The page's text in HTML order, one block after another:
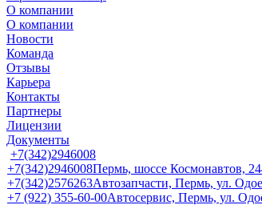
О компании
О компании
Новости
Команда
Отзывы
Карьера
Контакты
Партнеры
Лицензии
Документы
+7(342)2946008
+7(342)2946008Пермь, шоссе Космонавтов,
+7(342)2576263Автозапчасти, Пермь, ул.
+7 (922) 355-60-00Автосервис, Пермь, ул.